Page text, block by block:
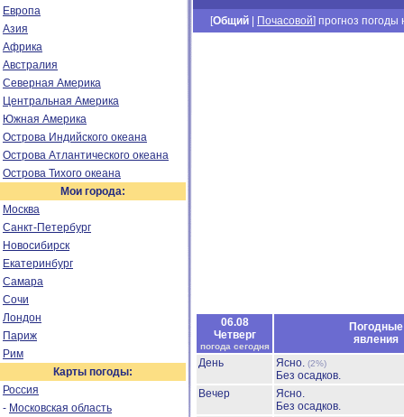
Европа
Азия
Африка
Австралия
Северная Америка
Центральная Америка
Южная Америка
Острова Индийского океана
Острова Атлантического океана
Острова Тихого океана
Мои города:
Москва
Санкт-Петербург
Новосибирск
Екатеринбург
Самара
Сочи
Лондон
Париж
Рим
Карты погоды:
Россия
- Московская область
[Общий Почасовой] прогноз погоды
06.08
Четверг
погода сегодня
Погодные
явления
День
Ясно. (2%)
Без осадков.
Вечер
Ясно.
Без осадков.